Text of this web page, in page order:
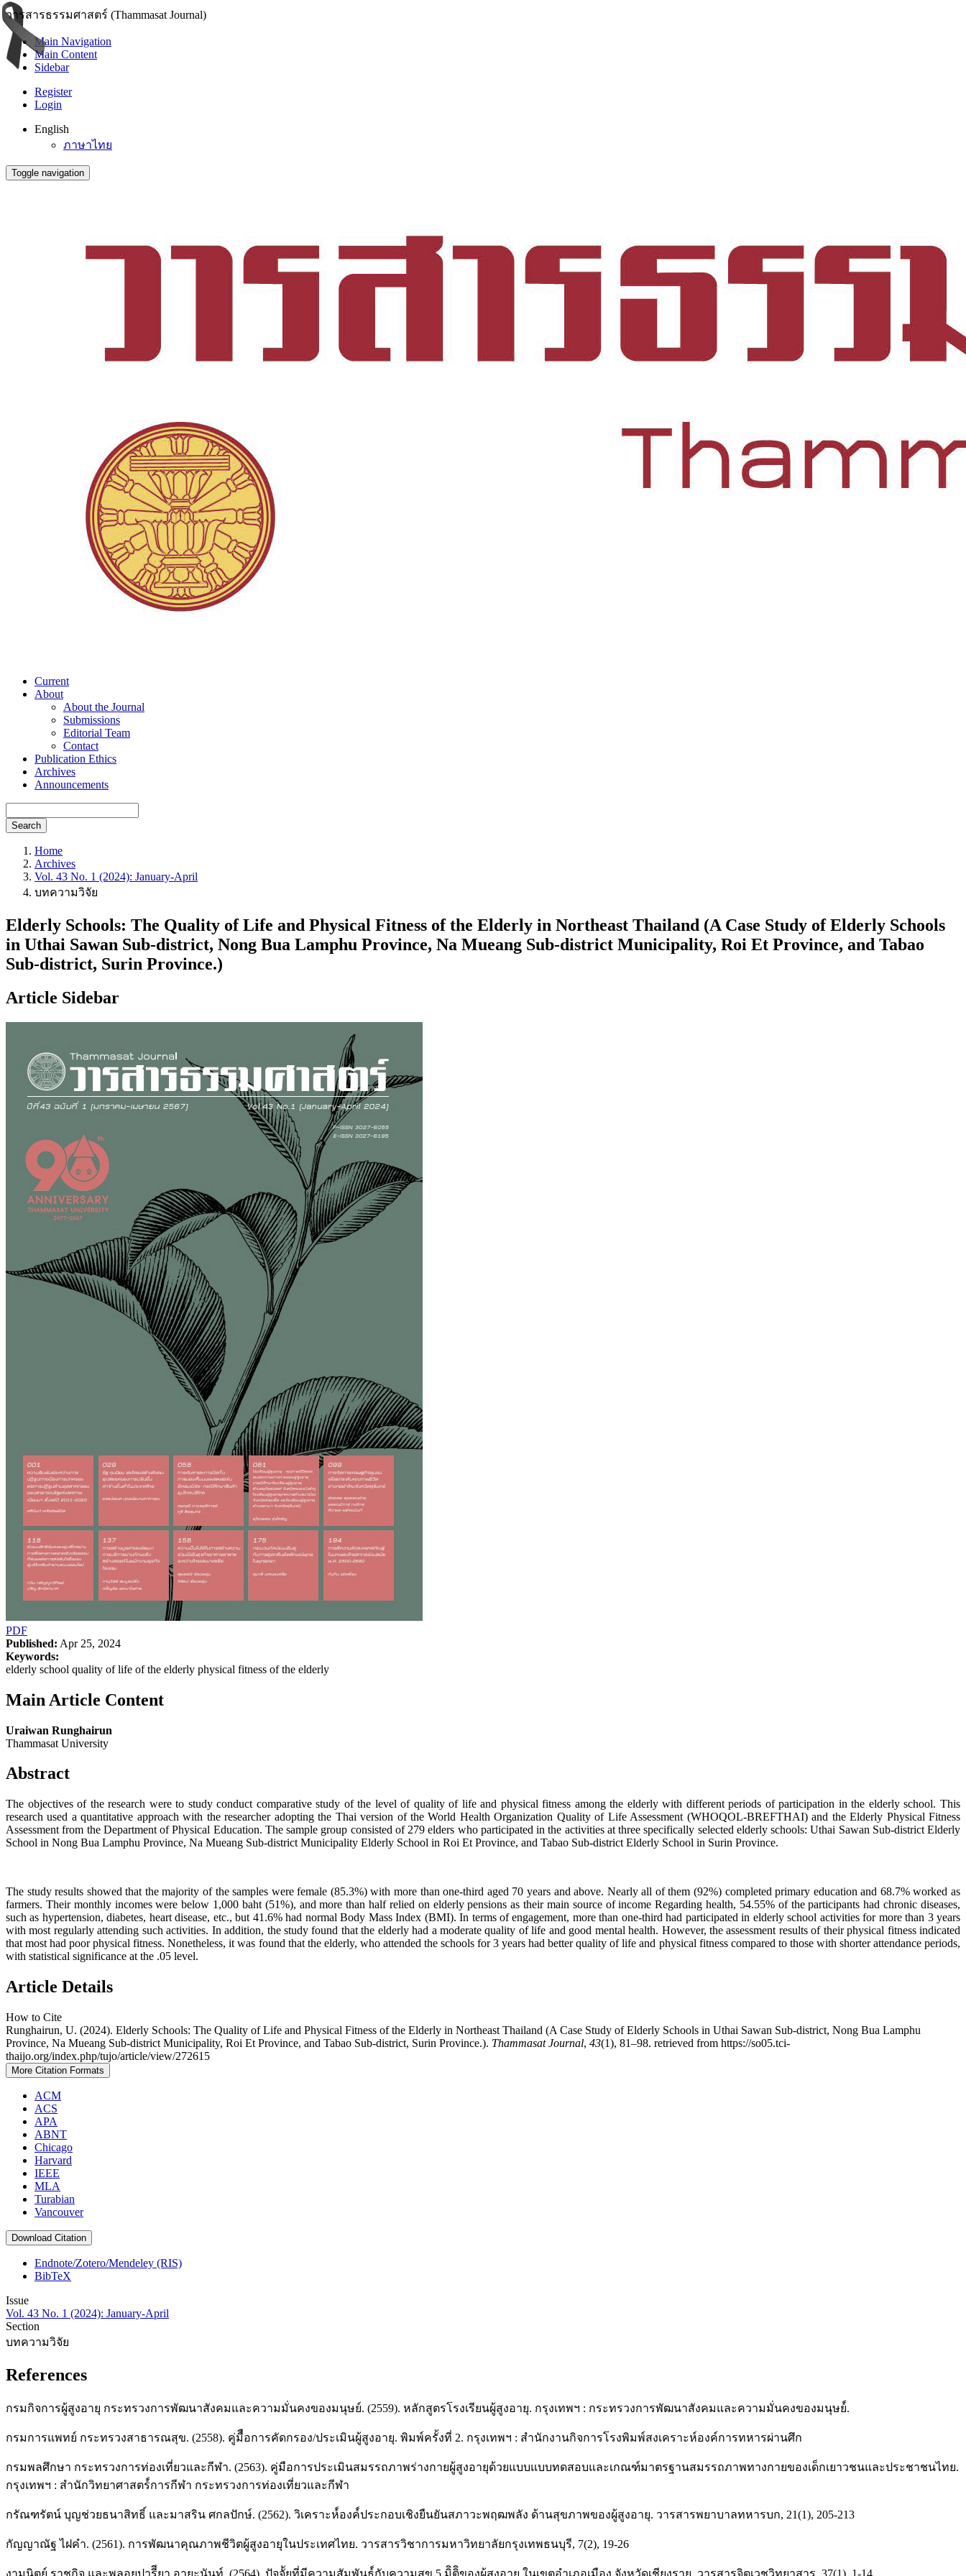
วารสารธรรมศาสตร์ (Thammasat Journal)
Main Navigation
Main Content
Sidebar
Register
Login
English
ภาษาไทย
Toggle navigation
Current
About
About the Journal
Submissions
Editorial Team
Contact
Publication Ethics
Archives
Announcements
Search
Home
Archives
Vol. 43 No. 1 (2024): January-April
บทความวิจัย
Elderly Schools: The Quality of Life and Physical Fitness of the Elderly in Northeast Thailand (A Case Study of Elderly Schools
in Uthai Sawan Sub-district, Nong Bua Lamphu Province, Na Mueang Sub-district Municipality, Roi Et Province, and Tabao
Sub-district, Surin Province.)
Article Sidebar
PDF
Published: Apr 25, 2024
Keywords:
elderly school quality of life of the elderly physical fitness of the elderly
Main Article Content
Uraiwan Runghairun
Thammasat University
Abstract
The objectives of the research were to study conduct comparative study of the level of quality of life and physical fitness among the elderly with different periods of participation in the elderly school. This
research used a quantitative approach with the researcher adopting the Thai version of the World Health Organization Quality of Life Assessment (WHOQOL-BREFTHAI) and the Elderly Physical Fitness
Assessment from the Department of Physical Education. The sample group consisted of 279 elders who participated in the activities at three specifically selected elderly schools: Uthai Sawan Sub-district Elderly
School in Nong Bua Lamphu Province, Na Mueang Sub-district Municipality Elderly School in Roi Et Province, and Tabao Sub-district Elderly School in Surin Province.
The study results showed that the majority of the samples were female (85.3%) with more than one-third aged 70 years and above. Nearly all of them (92%) completed primary education and 68.7% worked as
farmers. Their monthly incomes were below 1,000 baht (51%), and more than half relied on elderly pensions as their main source of income Regarding health, 54.55% of the participants had chronic diseases,
such as hypertension, diabetes, heart disease, etc., but 41.6% had normal Body Mass Index (BMI). In terms of engagement, more than one-third had participated in elderly school activities for more than 3 years
with most regularly attending such activities. In addition, the study found that the elderly had a moderate quality of life and good mental health. However, the assessment results of their physical fitness indicated
that most had poor physical fitness. Nonetheless, it was found that the elderly, who attended the schools for 3 years had better quality of life and physical fitness compared to those with shorter attendance periods,
with statistical significance at the .05 level.
Article Details
How to Cite
Runghairun, U. (2024). Elderly Schools: The Quality of Life and Physical Fitness of the Elderly in Northeast Thailand (A Case Study of Elderly Schools in Uthai Sawan Sub-district, Nong Bua Lamphu
Province, Na Mueang Sub-district Municipality, Roi Et Province, and Tabao Sub-district, Surin Province.). Thammasat Journal, 43(1), 81–98. retrieved from https://so05.tci-
thaijo.org/index.php/tujo/article/view/272615
More Citation Formats
ACM
ACS
APA
ABNT
Chicago
Harvard
IEEE
MLA
Turabian
Vancouver
Download Citation
Endnote/Zotero/Mendeley (RIS)
BibTeX
Issue
Vol. 43 No. 1 (2024): January-April
Section
บทความวิจัย
References
กรมกิจการผู้สูงอายุ กระทรวงการพัฒนาสังคมและความมั่นคงของมนุษย์. (2559). หลักสูตรโรงเรียนผู้สูงอายุ. กรุงเทพฯ : กระทรวงการพัฒนาสังคมและความมั่นคงของมนุษย์์.
กรมการแพทย์ กระทรวงสาธารณสุข. (2558). คู่มืือการคัดกรอง/ประเมินผู้สูงอายุ. พิมพ์ครั้งที่ 2. กรุงเทพฯ : สำนักงานกิจการโรงพิมพ์สงเคราะห์องค์การทหารผ่านศึก
กรมพลศึกษา กระทรวงการท่องเที่ยวและกีฬา. (2563). คู่มือการประเมินสมรรถภาพร่างกายผู้สูงอายุด้วยแบบแบบทดสอบและเกณฑ์มาตรฐานสมรรถภาพทางกายของเด็กเยาวชนและประชาชนไทย.
กรุงเทพฯ : สำนักวิทยาศาสตร์์การกีฬา กระทรวงการท่องเที่ยวและกีฬา
กรัณฑรัตน์ บุญช่วยธนาสิทธิ์ และมาสริน ศกลปักษ์. (2562). วิเคราะห์์องค์์ประกอบเชิงยืนยันสภาวะพฤฒพลัง ด้านสุขภาพของผู้สูงอายุ. วารสารพยาบาลทหารบก, 21(1), 205-213
กัญญาณัฐ ไฝคำ. (2561). การพัฒนาคุณภาพชีวิตผู้สูงอายุในประเทศไทย. วารสารวิชาการมหาวิทยาลัยกรุงเทพธนบุรี, 7(2), 19-26
งามนิตย์ ราชกิจ และพลอยปารีียา อายะนันท์. (2564). ปัจจััยที่มีความสัมพันธ์์กับความสุข 5 มิิติิของผู้สูงอายุ ในเขตอำเภอเมือง จังหวัดเชียงราย. วารสารจิตเวชวิทยาสาร, 37(1), 1-14